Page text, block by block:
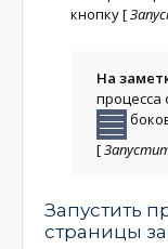
кнопку[
На
процесса
[
Запустить
страницы